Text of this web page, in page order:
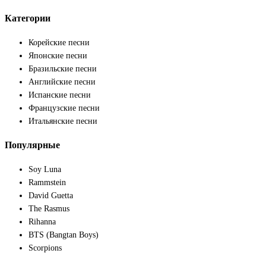
Категории
Корейские песни
Японские песни
Бразильские песни
Английские песни
Испанские песни
Французские песни
Итальянские песни
Популярные
Soy Luna
Rammstein
David Guetta
The Rasmus
Rihanna
BTS (Bangtan Boys)
Scorpions